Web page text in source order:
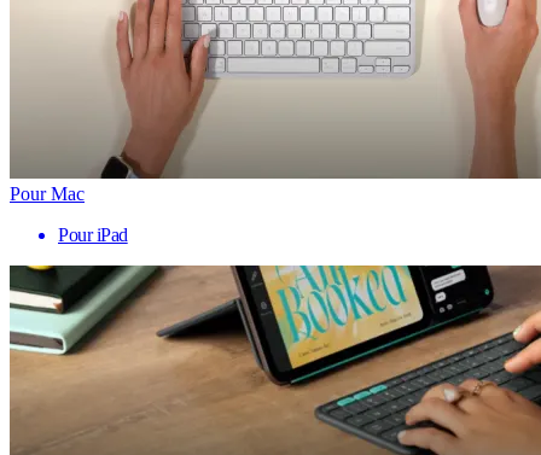
Pour Mac
Pour iPad